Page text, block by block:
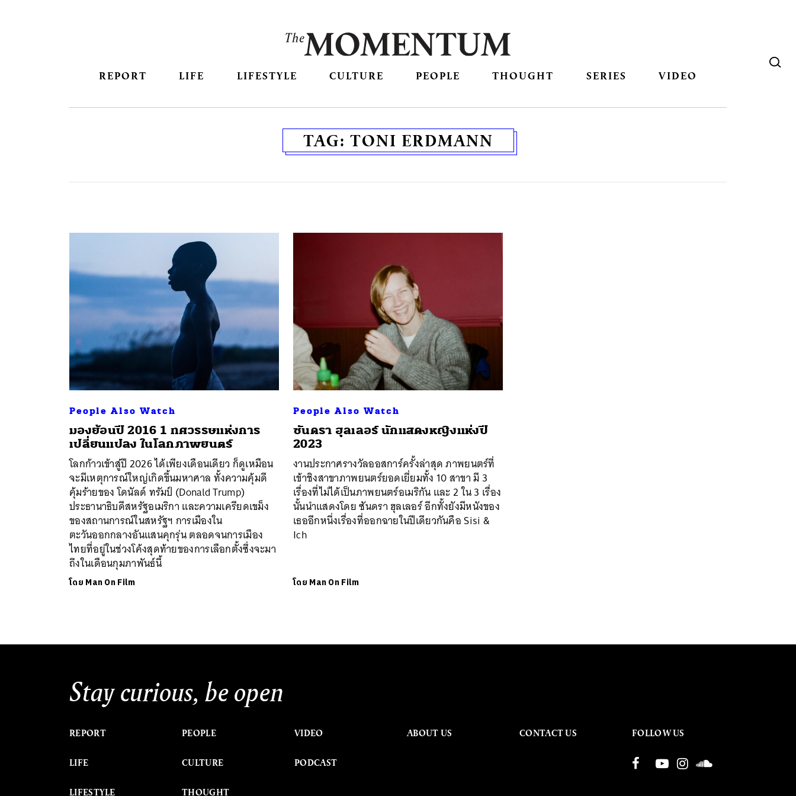
REPORT LIFE LIFESTYLE CULTURE PEOPLE THOUGHT SERIES VIDEO
TAG: TONI ERDMANN
People Also Watch
มองย้อนปี 2016 1 ทศวรรษแห่งการ
เปลี่ยนแปลง ในโลกภาพยนตร์
โลกก้าวเข้าสู่ปี 2026 ได้เพียงเดือนเดียว ก็ดูเหมือน
จะมีเหตุการณ์ใหญ่เกิดขึ้นมหาศาล ทั้งความคุ้มดี
คุ้มร้ายของ โดนัลด์ ทรัมป์ (Donald Trump)
ประธานาธิบดีสหรัฐอเมริกา และความเครียดเขม็ง
ของสถานการณ์ในสหรัฐฯ การเมืองใน
ตะวันออกกลางอันแสนคุกรุ่น ตลอดจนการเมือง
ไทยที่อยู่ในช่วงโค้งสุดท้ายของการเลือกตั้งซึ่งจะมา
ถึงในเดือนกุมภาพันธ์นี้
โดย Man On Film
People Also Watch
ซันดรา ฮุลเลอร์ นักแสดงหญิงแห่งปี
2023
งานประกาศรางวัลออสการ์ครั้งล่าสุด ภาพยนตร์ที่
เข้าชิงสาขาภาพยนตร์ยอดเยี่ยมทั้ง 10 สาขา มี 3
เรื่องที่ไม่ได้เป็นภาพยนตร์อเมริกัน และ 2 ใน 3 เรื่อง
นั้นนำแสดงโดย ซันดรา ฮุลเลอร์ อีกทั้งยังมีหนังของ
เธออีกหนึ่งเรื่องที่ออกฉายในปีเดียวกันคือ Sisi &
Ich
โดย Man On Film
Stay curious, be open
REPORT
LIFE
LIFESTYLE
PEOPLE
CULTURE
THOUGHT
VIDEO
PODCAST
ABOUT US CONTACT US FOLLOW US
SHARE TWEET LINE EMAIL